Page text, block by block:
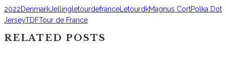
2022DenmarkJellingletourdefranceLetourdkMagnus CortPolka Dot
JerseyTDFTour de France
RELATED POSTS